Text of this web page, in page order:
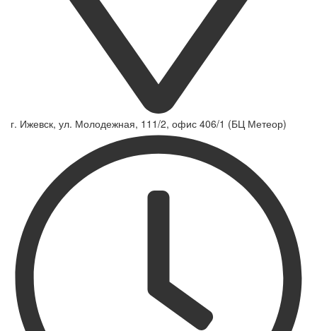
г. Ижевск, ул. Молодежная, 111/2, офис 406/1 (БЦ Метеор)